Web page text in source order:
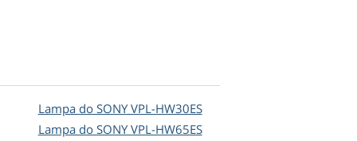
Lampa do SONY VPL-HW30ES
Lampa do SONY VPL-HW65ES